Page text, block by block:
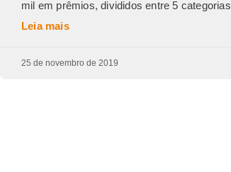
mil em prêmios, divididos entre 5 categorias
Leia mais
25 de novembro de 2019